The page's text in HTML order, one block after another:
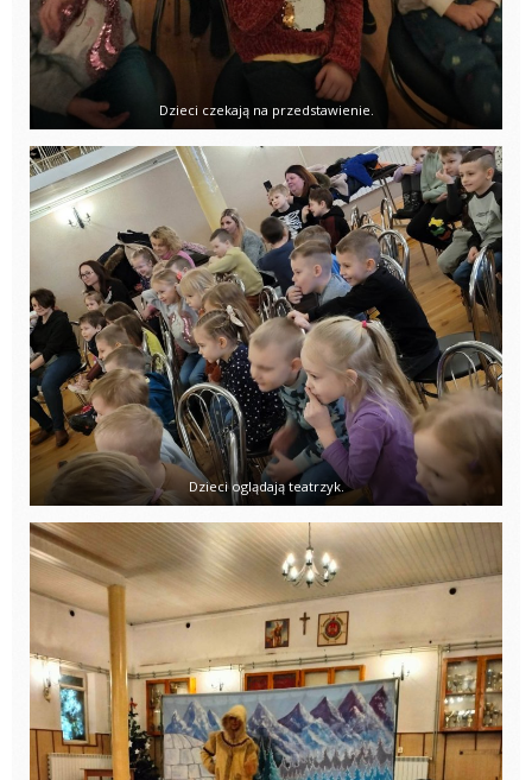
Dzieci czekają na przedstawienie.
Dzieci oglądają teatrzyk.